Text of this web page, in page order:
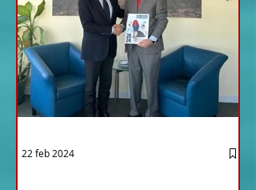
22 feb 2024